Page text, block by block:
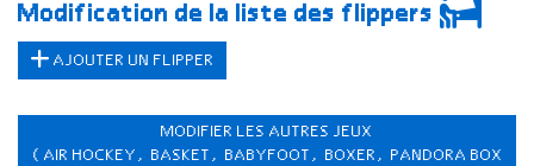
Modification de la liste des flippers
AJOUTER UN FLIPPER
MODIFIER LES AUTRES JEUX
(AIR HOCKEY, BASKET, BABYFOOT, BOXER, PANDORA BOX